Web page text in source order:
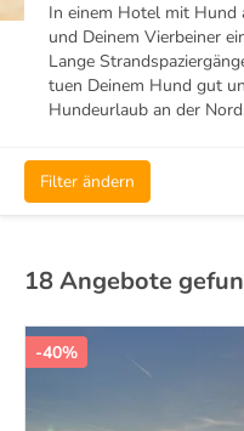
In einem Hotel mit Hund
und Deinem Vierbeiner
Lange
tuen Deinem Hund gut
Hundeurlaub an der
Filter ändern
18 Angebote
-40%